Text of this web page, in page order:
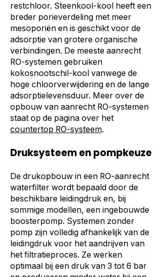
restchloor. Steenkool-kool heeft een
breder porieverdeling met meer
mesoporiën en is geschikt voor de
adsorptie van grotere organische
verbindingen. De meeste aanrecht
RO-systemen gebruiken
kokosnootschil-kool vanwege de
hoge chloorverwijdering en de lange
adsorptielevensduur. Meer over de
opbouw van aanrecht RO-systemen
staat op de pagina over het
countertop RO-systeem.
Druksysteem en pompkeuze
De drukopbouw in een RO-aanrecht
waterfilter wordt bepaald door de
beschikbare leidingdruk en, bij
sommige modellen, een ingebouwde
boosterpomp. Systemen zonder
pomp zijn volledig afhankelijk van de
leidingdruk voor het aandrijven van
het filtratieproces. Ze werken
optimaal bij een druk van 3 tot 6 bar